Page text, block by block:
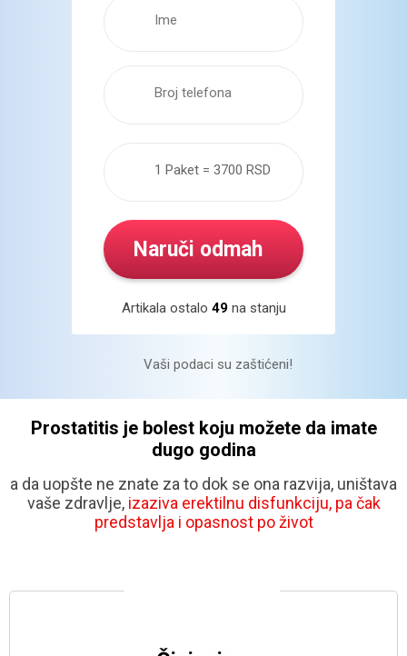
Artikala ostalo 49na stanju
Vaši podaci su zaštićeni!
Prostatitis je bolest koju možete da imate
dugo godina
a da uopšte ne znate za to dok se ona razvija, uništava
vaše zdravlje, izaziva erektilnu disfunkciju, pa čak
predstavlja i opasnost po život